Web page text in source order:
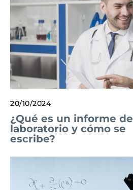
20/10/2024
¿Qué es un informe de
laboratorio y cómo se
escribe?